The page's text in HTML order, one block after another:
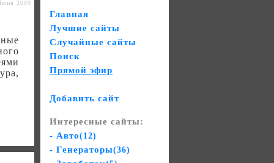
2009
Главная
Лучшие сайты
Случайные сайты
Поиск
Прямой эфир
Добавить сайт
Интересные сайты:
- Авто(12)
- Генераторы(36)